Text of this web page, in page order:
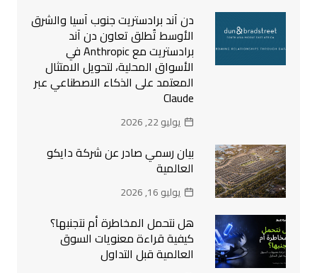
دن آند برادستريت جنوب آسيا والشرق
الأوسط تُطلق تعاون دن آند
برادستريت مع Anthropic في
الأسواق المحلية، لتحويل الامتثال
المعتمد على الذكاء الاصطناعي عبر
Claude
يوليو 22, 2026
بيان رسمي صادر عن شركة دايكو
العالمية
يوليو 16, 2026
هل نتحمل المخاطرة أم نتجنبها؟
كيفية قراءة معنويات السوق
العالمية قبل التداول